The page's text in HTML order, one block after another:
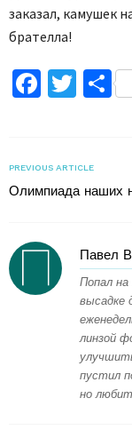
заказал, камушек
брателла!
PREVIOUS ARTICLE
Олимпиада наших
Павел
Попал на
высадке
линзой
пустил
но